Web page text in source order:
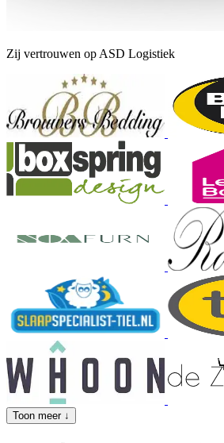
Zij vertrouwen op ASD Logistiek
Toon meer ↓